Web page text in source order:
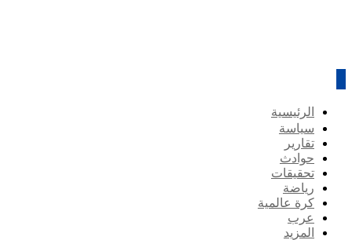
الرئيسية
سياسة
تقارير
حوادث
تحقيقات
رياضة
كرة عالمية
عرب
المزيد